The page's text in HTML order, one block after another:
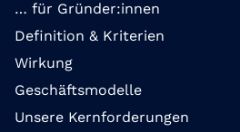
… für Gründer:innen
Definition & Kriterien
Wirkung
Geschäftsmodelle
Unsere Kernforderungen